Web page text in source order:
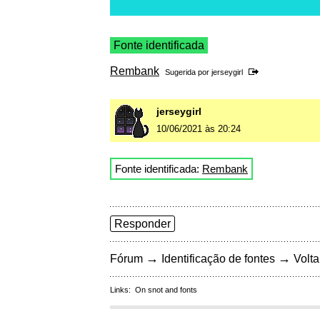
Fonte identificada
Rembank Sugerida por jerseygirl
jerseygirl
10/06/2021 às 20:24
Fonte identificada: Rembank
Responder
Fórum → Identificação de fontes →
Links: On snot and fonts